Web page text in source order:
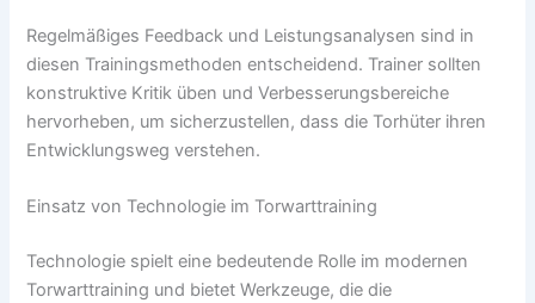
Regelmäßiges Feedback und Leistungsanalysen sind in
diesen Trainingsmethoden entscheidend. Trainer sollten
konstruktive Kritik üben und Verbesserungsbereiche
hervorheben, um sicherzustellen, dass die Torhüter ihren
Entwicklungsweg verstehen.
Einsatz von Technologie im Torwarttraining
Technologie spielt eine bedeutende Rolle im modernen
Torwarttraining und bietet Werkzeuge, die die